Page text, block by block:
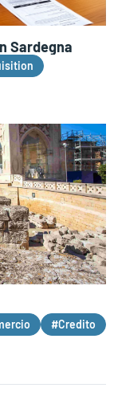
Sardegna
#Credito